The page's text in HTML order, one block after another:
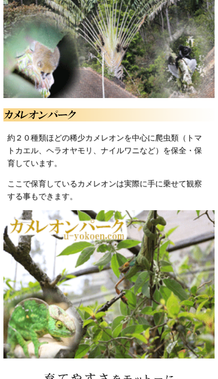
約２０種類ほどの稀少カメレオンを中心に爬虫類（トマ
トカエル、ヘラオヤモリ、ナイルワニなど）を保全・保
育しています。
ここで保育しているカメレオンは実際に手に乗せて観察
する事もできます。